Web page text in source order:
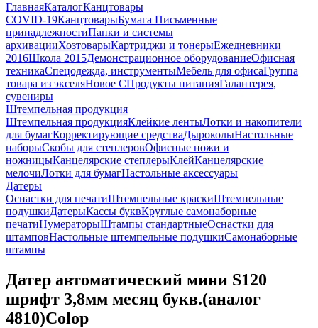
ГлавнаяКаталогКанцтовары
COVID-19КанцтоварыБумага Письменные
принадлежностиПапки и системы
архивацииХозтоварыКартриджи и тонерыЕжедневники
2016Школа 2015Демонстрационное оборудованиеОфисная
техникаСпецодежда, инструментыМебель для офисаГруппа
товара из экселяНовое СПродукты питанияГалантерея,
сувениры
Штемпельная продукция
Штемпельная продукцияКлейкие лентыЛотки и накопители
для бумагКорректирующие средстваДыроколыНастольные
наборыСкобы для степлеровОфисные ножи и
ножницыКанцелярские степлерыКлейКанцелярские
мелочиЛотки для бумагНастольные аксессуары
Датеры
Оснастки для печатиШтемпельные краскиШтемпельные
подушкиДатерыКассы буквКруглые самонаборные
печатиНумераторыШтампы стандартныеОснастки для
штамповНастольные штемпельные подушкиСамонаборные
штампы
Датер автоматический мини S120
шрифт 3,8мм месяц букв.(аналог
4810)Colop